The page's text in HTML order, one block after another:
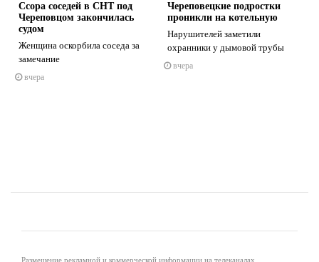
Ссора соседей в СНТ под
Череповцом закончилась
судом
Женщина оскорбила соседа за
замечание
вчера
Череповецкие подростки
проникли на котельную
Нарушителей заметили
охранники у дымовой трубы
вчера
Размещение рекламной и коммерческой информации на телеканалах,